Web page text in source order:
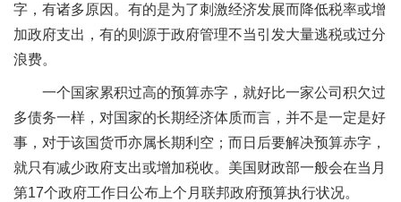
字，有诸多原因。有的是为了刺激经济发展而降低税率或增
加政府支出，有的则源于政府管理不当引发大量逃税或过分
浪费。
一个国家累积过高的预算赤字，就好比一家公司积欠过
多债务一样，对国家的长期经济体质而言，并不是一定是好
事，对于该国货币亦属长期利空；而日后要解决预算赤字，
就只有减少政府支出或增加税收。美国财政部一般会在当月
第17个政府工作日公布上个月联邦政府预算执行状况。